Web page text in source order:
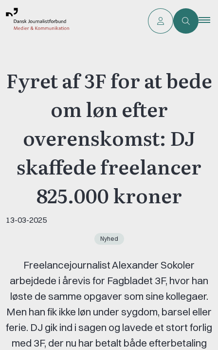
Fyret af 3F for at bede
om løn efter
overenskomst: DJ
skaffede freelancer
825.000 kroner
13-03-2025
Nyhed
Freelancejournalist Alexander Sokoler
arbejdede i årevis for Fagbladet 3F, hvor han
løste de samme opgaver som sine kollegaer.
Men han fik ikke løn under sygdom, barsel eller
ferie. DJ gik ind i sagen og lavede et stort forlig
med 3F, der nu har betalt både efterbetaling